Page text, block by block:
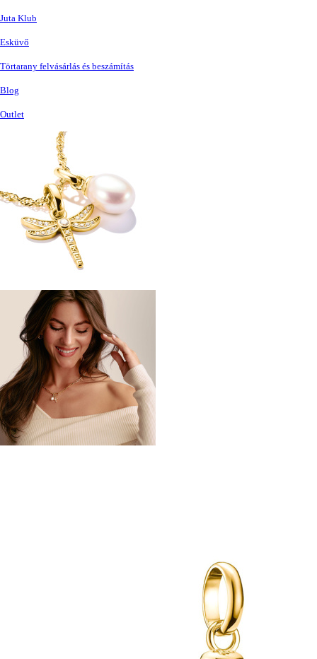
Juta Klub
Esküvő
Törtarany felvásárlás és beszámítás
Blog
Outlet